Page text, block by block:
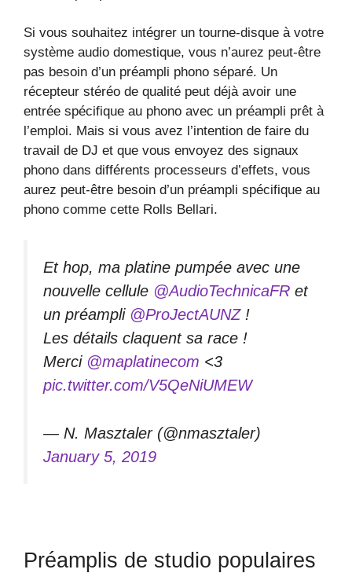
Si vous souhaitez intégrer un tourne-disque à votre
système audio domestique, vous n’aurez peut-être
pas besoin d’un préampli phono séparé. Un
récepteur stéréo de qualité peut déjà avoir une
entrée spécifique au phono avec un préampli prêt à
l’emploi. Mais si vous avez l’intention de faire du
travail de DJ et que vous envoyez des signaux
phono dans différents processeurs d’effets, vous
aurez peut-être besoin d’un préampli spécifique au
phono comme cette Rolls Bellari.
Et hop, ma platine pumpée avec une
nouvelle cellule @AudioTechnicaFR et
un préampli @ProJectAUNZ!
Les détails claquent sa race !
Merci @maplatinecom <3
pic.twitter.com/V5QeNiUMEW
— N. Masztaler (@nmasztaler)
January 5, 2019
Préamplis de studio populaires